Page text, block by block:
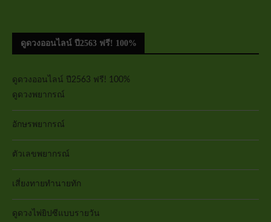
ดูดวงออนไลน์ ปี2563 ฟรี! 100%
ดูดวงออนไลน์ ปี2563 ฟรี! 100%
ดูดวงพยากรณ์
อักษรพยากรณ์
ตัวเลขพยากรณ์
เสี่ยงทายทำนายทัก
ดูดวงไพ่ยิปซีแบบรายวัน